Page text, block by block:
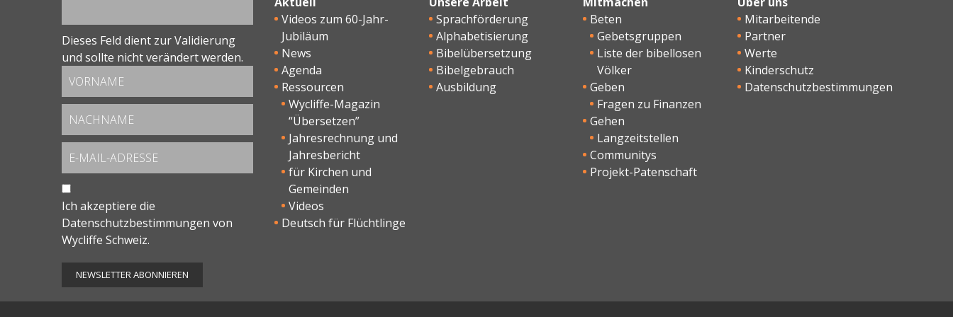
Dieses Feld dient zur Validierung
und sollte nicht verändert werden.
Ich akzeptiere die
Datenschutzbestimmungen von
Wycliffe Schweiz.
Videos zum 60-Jahr-
Jubiläum
News
Agenda
Ressourcen
Wycliffe-Magazin
“Übersetzen”
Jahresrechnung und
Jahresbericht
für Kirchen und
Gemeinden
Videos
Deutsch für Flüchtlinge
Sprachförderung
Alphabetisierung
Bibelübersetzung
Bibelgebrauch
Ausbildung
Beten
Gebetsgruppen
Liste der bibellosen
Völker
Geben
Fragen zu Finanzen
Gehen
Langzeitstellen
Communitys
Projekt-Patenschaft
Mitarbeitende
Partner
Werte
Kinderschutz
Datenschutzbestimmungen